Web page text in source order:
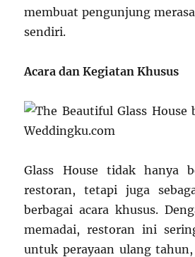
membuat pengunjung
sendiri.
Acara dan Kegiatan Khusus
Glass House tidak hanya
restoran, tetapi juga
berbagai acara khusus.
memadai, restoran ini
untuk perayaan ulang